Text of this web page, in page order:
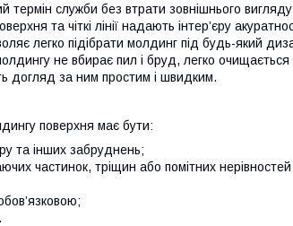
термін служби без втрати зовнішнього
та чіткі лінії надають інтер’єру
легко підібрати молдинг під будь-який
не вбирає пил і бруд, легко
догляд за ним простим і швидким.
поверхня має бути:
та інших забруднень;
частинок, тріщин або помітних